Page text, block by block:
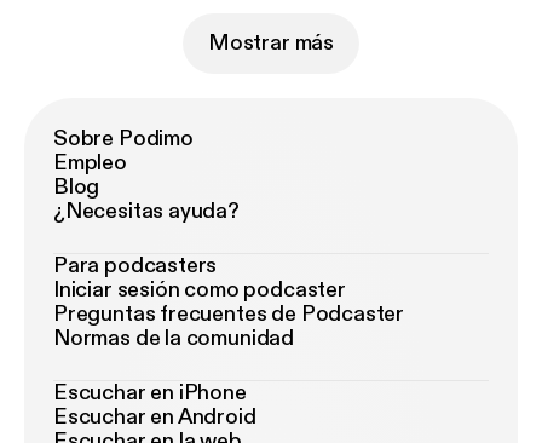
Mostrar más
Sobre Podimo
Empleo
Blog
¿Necesitas ayuda?
Para podcasters
Iniciar sesión como podcaster
Preguntas frecuentes de Podcaster
Normas de la comunidad
Escuchar en iPhone
Escuchar en Android